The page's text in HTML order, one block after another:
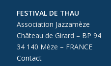
FESTIVAL DE THAU
Association Jazzamèze
Château de Girard – BP 94
34 140 Mèze – FRANCE
Contact